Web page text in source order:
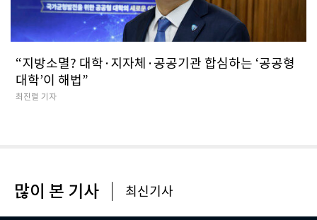
“지방소멸? 대학·지자체·공공기관 합심하는 ‘공공형
대학’이 해법”
최진렬 기자
많이 본 기사 최신기사